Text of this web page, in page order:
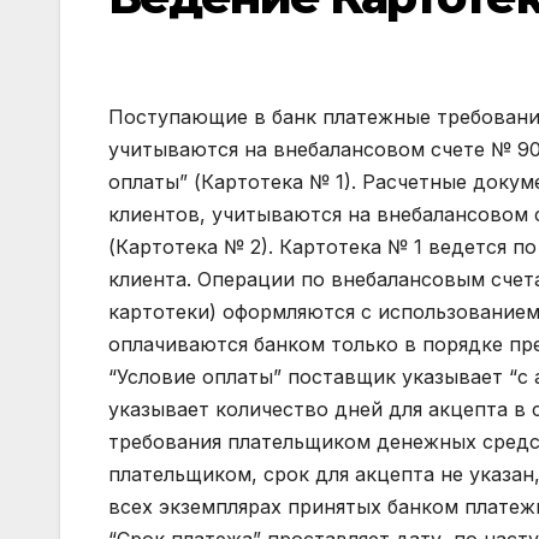
Поступающие в банк платежные требования, оплачиваемые с предварительным акцептом, учитываются на внебалансовом счете № 90901 “Расчетные документы, ожидающие акцепта для оплаты” (Картотека № 1). Расчетные документы, не оплаченные в срок из-за отсутствия средств на клиентов, учитываются на внебалансовом счете 90902 “Расчетные документы, не оплаченные в срок” (Картотека № 2). Картотека № 1 ведется по срокам оплаты, а картотека № 2 – в разрезе каждого клиента. Операции по внебалансовым счетам №№ 90901, 90902 (приход в картотеку и расход из картотеки) оформляются с использованием платёжных ордеров. Платежные требования оплачиваются банком только в порядке предварительного акцепта. В этом документе в поле “Условие оплаты” поставщик указывает “с акцептом”. В поле “Срок для акцепта” получатель средств указывает количество дней для акцепта в случае, если платеж производится при условии акцепта требования плательщиком денежных средств. Если в платежном требовании, подлежащем акцепту плательщиком, срок для акцепта не указан, то сроком для акцепта следует считать 3 рабочих дня. На всех экземплярах принятых банком платежных требований ответственный исполнитель банка в поле “Срок платежа” проставляет дату, по наступлении которой истекает срок акцепта платежного требования. День поступления в банк платежного требования в расчет указанной даты не принимается. Последний экземпляр платежного требования используется в качестве извещения для акцепта и передается плательщику в тот же день, если документы поступили в операционное время, либо не позже следующего рабочего дня при поступлении документов по истечении операционного времени. Передача платежных требований плательщику осуществляется исполняющим банком в порядке, предусмотренном договором банковского счета. Таким образом, платёжные требования помещаются исполняющим банком в Картотеку №1 до получения акцепта плательщика либо наступления срока платежа. Плательщик вправе отказаться полностью или частично от акцепта платежных требований по основаниям, предусмотренным в основном договоре, в том числе в случае несоответствия применяемой формы расчетов заключенному договору, с обязательной ссылкой на пункт, номер, дату договора и указанием мотивов отказа. При этом отказ плательщика от оплаты платежного требования оформляется заявлением об отказе от акцепта формы №0401004, составляемым в трёх экземплярах. Первый и второй экземпляры заявления оформляются подписями должностных лиц, имеющих право подписи расчетных документов, и оттиском печати плательщика. Ответственный исполнитель банка, на которого возложен прием заявлений об отказе от акцепта платежных требований, проверяет правильность и полноту оформления клиентом заявления об отказе от акцепта, наличие основания для отказа, ссылки на номер, дату, пункт договора, в котором это основание предусмотрено, а также соответствие номера и даты договора, которые указаны в платежном требовании и заверяет все экземпляры заявления об отказе от акцепта своей подписью и оттиском штампа банка с указанием даты. При полном отказе от акцепта платежное требование изымается из картотеки по внебалансовому счету №90901 “Расчетные документы, ожидающие акцепта для оплаты” и в тот же день подлежит возврату в банк – эмитент вместе со вторым экземпляром заявления об отказе от акцепта для возврата получателю средств. Первый экземпляр заявления об отказе от акцепта с копией платежного требования помещается в документы дня банка плательщика в качестве основания возврата расчетного документа без оплаты и списания с внебалансового счета №90901. Третий экземпляр заявления возвращается плательщику в качестве расписки в получении заявления об отказе от акцепта. При частичном отказе от акцепта платежное требование изымается из Картотеки №1 и оплачивается в сумме, акцептованной плательщиком. При этом сумма, обозначенная цифрами, обводится и рядом с ней выводится новая сумма, подлежащая оплате. Произведенная запись заверяется подписью ответственного исполнителя банка. Первый экземпляр заявления об отказе от акцепта вместе с первым экземпляром платежного требования помещается в документы дня в качестве основания списания денежных средств со счета клиента, второй экземпляр заявления направляется не позже рабочего дня, следующего за днем приема заявления об отказе от акцепта, в банк – эмитент для передачи получателю средств. Третий экземпляр заявления возвращается плательщику в качестве расписки в получении заявления об отказе от акцепта. Ответственность за необоснованный отказ от оплаты платежных требований несет плательщик. Банки не рассматривают претензии